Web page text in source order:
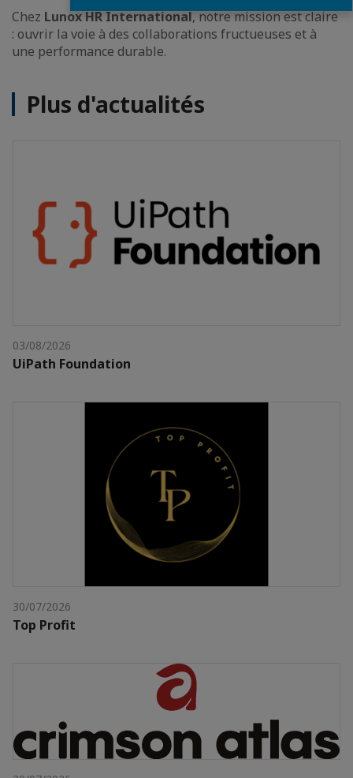
Chez Lunox HR International, notre mission est claire
: ouvrir la voie à des collaborations fructueuses et à
une performance durable.
Plus d'actualités
03/08/2026
UiPath Foundation
30/07/2026
Top Profit